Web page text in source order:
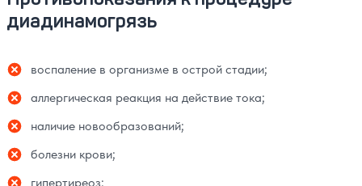
диадинамогрязь
воспаление в организме в острой стадии;
аллергическая реакция на действие тока;
наличие новообразований;
болезни крови;
гипертиреоз;